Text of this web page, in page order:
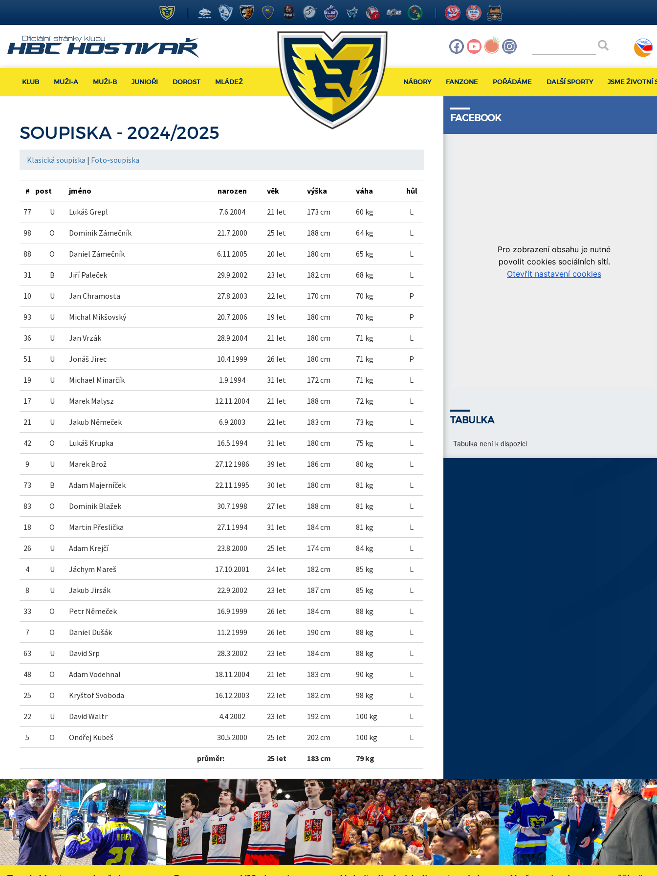
KLUB MUŽI-A MUŽI-B JUNIOŘI DOROST MLÁDEŽ NÁBORY FANZONE POŘÁDÁME DALŠÍ SPORTY JSME ŽIVOTNÍ
SOUPISKA - 2024/2025
Klasická soupiska | Foto-soupiska
# post jméno narozen věk výška váha hůl
77 U Lukáš Grepl 7.6.2004 21 let 173 cm 60 kg L
98 O Dominik Zámečník 21.7.2000 25 let 188 cm 64 kg L
88 O Daniel Zámečník 6.11.2005 20 let 180 cm 65 kg L
31 B Jiří Paleček 29.9.2002 23 let 182 cm 68 kg L
10 U Jan Chramosta 27.8.2003 22 let 170 cm 70 kg P
93 U Michal Mikšovský 20.7.2006 19 let 180 cm 70 kg P
36 U Jan Vrzák 28.9.2004 21 let 180 cm 71 kg L
51 U Jonáš Jirec 10.4.1999 26 let 180 cm 71 kg P
19 U Michael Minarčík 1.9.1994 31 let 172 cm 71 kg L
17 U Marek Malysz 12.11.2004 21 let 188 cm 72 kg L
21 U Jakub Němeček 6.9.2003 22 let 183 cm 73 kg L
42 O Lukáš Krupka 16.5.1994 31 let 180 cm 75 kg L
9 U Marek Brož 27.12.1986 39 let 186 cm 80 kg L
73 B Adam Majerníček 22.11.1995 30 let 180 cm 81 kg L
83 O Dominik Blažek 30.7.1998 27 let 188 cm 81 kg L
18 O Martin Přeslička 27.1.1994 31 let 184 cm 81 kg L
26 U Adam Krejčí 23.8.2000 25 let 174 cm 84 kg L
4 U Jáchym Mareš 17.10.2001 24 let 182 cm 85 kg L
8 U Jakub Jirsák 22.9.2002 23 let 187 cm 85 kg L
33 O Petr Němeček 16.9.1999 26 let 184 cm 88 kg L
7 O Daniel Dušák 11.2.1999 26 let 190 cm 88 kg L
63 U David Srp 28.3.2002 23 let 184 cm 88 kg L
48 O Adam Vodehnal 18.11.2004 21 let 183 cm 90 kg L
25 O Kryštof Svoboda 16.12.2003 22 let 182 cm 98 kg L
22 U David Waltr 4.4.2002 23 let 192 cm 100 kg L
5 O Ondřej Kubeš 30.5.2000 25 let 202 cm 100 kg L
průměr: 25 let 183 cm 79 kg
FACEBOOK
TABULKA
Tabulka není k dispozici